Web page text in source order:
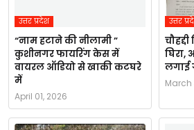
उत्तर प्रदेश
“नाम हटाने की नीलामी ”
कुशीनगर फायरिंग केस में
वायरल ऑडियो से खाकी कटघरे
में
April 01, 2026
उत्तर
घिरा,
लगाई
March